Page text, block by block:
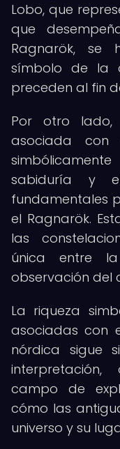
Lobo, que
que
Ragnarök, se
símbolo de la
preceden al fin
Por otro lado,
asociada con
sabiduría y el
fundamentales
el Ragnarök.
las
única entre
observación del
La riqueza
asociadas con
nórdica sigue
campo de
cómo las
universo y su